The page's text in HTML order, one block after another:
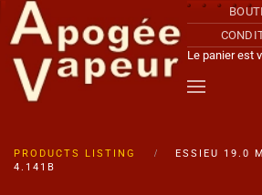
Accéder au contenu principal
Le panier est
PRODUCTS LISTING
ESSIEU 19.0
4.141B